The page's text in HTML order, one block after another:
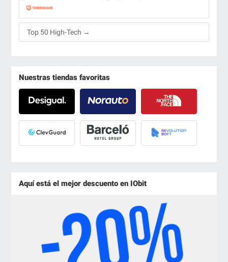
Top 50 High-Tech →
Nuestras tiendas favoritas
Aquí está el mejor descuento en IObit